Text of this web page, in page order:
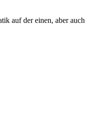
auf der einen, aber auch